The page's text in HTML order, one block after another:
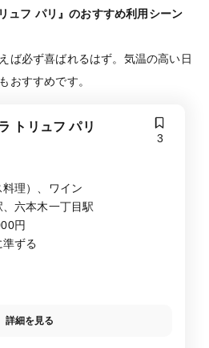
ュフ パリ』のおすすめ利用シーン
ば必ず喜ばれるはず。気温の高い日
おすすめです。
トリュフ パリ
3
理）、ワイン
六本木一丁目駅
円
ずる
詳細を見る